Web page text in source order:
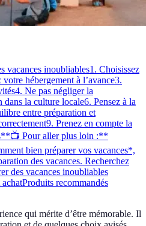
vacances inoubliables1. Choisissez
hébergement à l’avance3.
4. Ne pas négliger la
dans la culture locale6. Pensez à la
entre préparation et
9. Prenez en compte la
**📺 Pour aller plus loin :**
bien préparer vos vacances*,
des vacances. Recherchez
des vacances inoubliables
Produits recommandés
qui mérite d’être mémorable. Il